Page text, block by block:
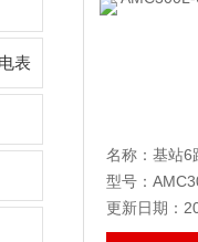
表
名称：基站6
型号：
更新日期：